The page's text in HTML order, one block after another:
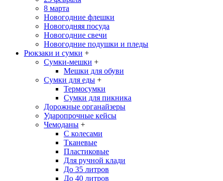
8 марта
Новогодние флешки
Новогодняя посуда
Новогодние свечи
Новогодние подушки и пледы
Рюкзаки и сумки +
Сумки-мешки +
Мешки для обуви
Сумки для еды +
Термосумки
Сумки для пикника
Дорожные органайзеры
Ударопрочные кейсы
Чемоданы +
С колесами
Тканевые
Пластиковые
Для ручной клади
До 35 литров
До 40 литров